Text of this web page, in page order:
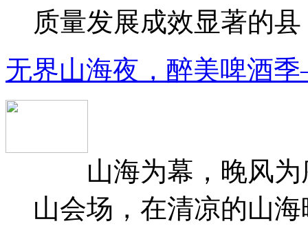
质量发展成效显著的
无界山海夜，醉美啤酒
山海为幕，晚风为
山会场，在清凉的山